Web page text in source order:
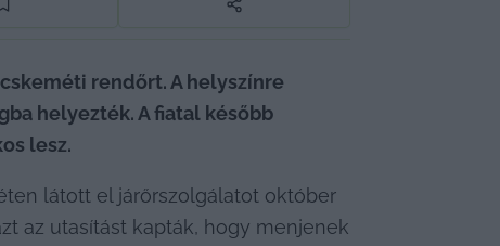
rendőrt. A helyszínre
helyezték. A fiatal később
lesz.
látott el járőrszolgálatot október
az utasítást kapták, hogy menjenek